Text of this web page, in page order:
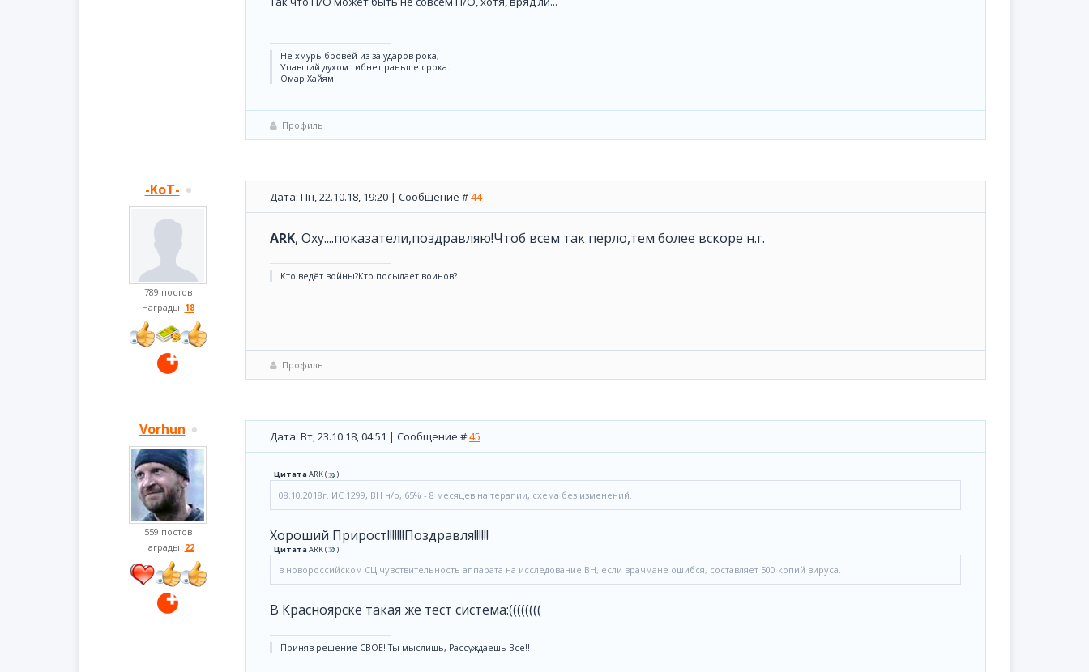
Не хмурь бровей из-за ударов рока,
Упавший духом гибнет раньше срока.
Омар Хайям
Профиль
-KoT-
789 постов
Награды: 18
Дата: Пн, 22.10.18, 19:20 | Сообщение #44
ARK, Оху....показатели,поздравляю!Чтоб всем так перло,тем более вскоре н.г.
Кто ведёт войны?Кто посылает воинов?
Профиль
Vorhun
559 постов
Награды: 22
Дата: Вт, 23.10.18, 04:51 | Сообщение #45
ЦитатаARK( )
08.10.2018г. ИС 1299, ВН н/о, 65% - 8 месяцев на терапии, схема без изменений.
Хороший Прирост!!!!!!!Поздравля!!!!!!
ЦитатаARK( )
в новороссийском СЦ чувствительность аппарата на исследование ВН, если врачмане ошибся, составляет 500 копий вируса.
В Красноярске такая же тест система:((((((((
Приняв решение СВОЕ! Ты мыслишь, Рассуждаешь Все!!